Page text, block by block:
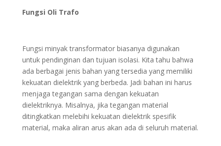
Fungsi Oli Trafo
Fungsi minyak transformator biasanya digunakan
untuk pendinginan dan tujuan isolasi. Kita tahu bahwa
ada berbagai jenis bahan yang tersedia yang memiliki
kekuatan dielektrik yang berbeda. Jadi bahan ini harus
menjaga tegangan sama dengan kekuatan
dielektriknya. Misalnya, jika tegangan material
ditingkatkan melebihi kekuatan dielektrik spesifik
material, maka aliran arus akan ada di seluruh material.